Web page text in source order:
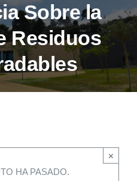
Sobre la
Residuos
HA PASADO.
×